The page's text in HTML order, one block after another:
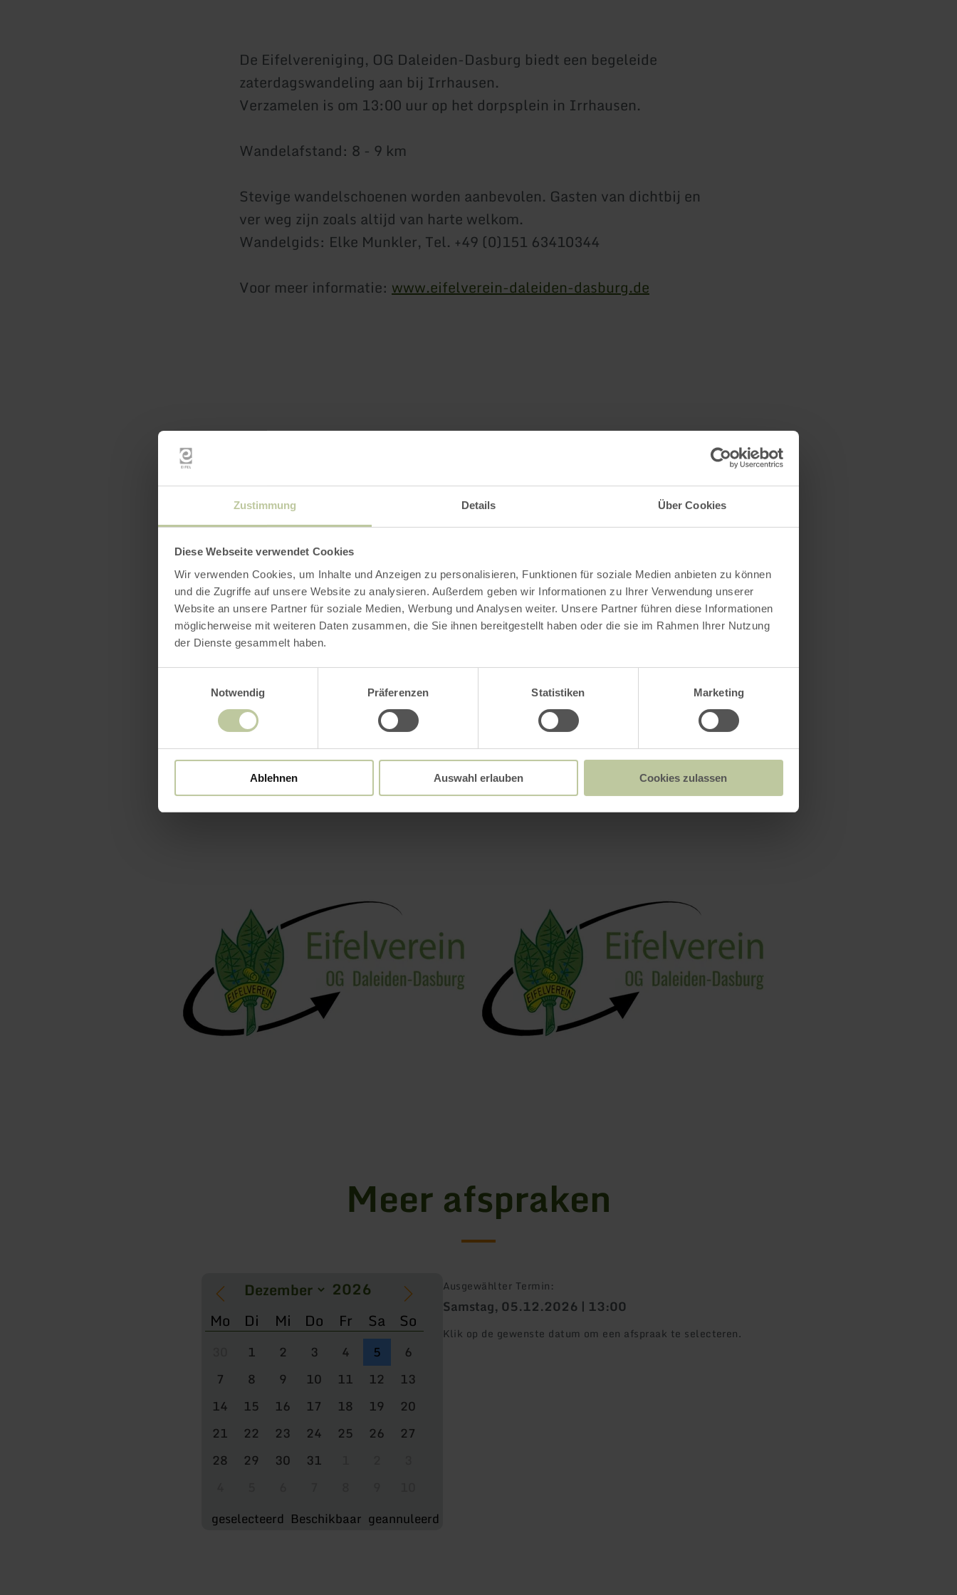
Zustimmung Details Über Cookies
Diese Webseite verwendet Cookies
Wir verwenden Cookies, um Inhalte und Anzeigen zu personalisieren, Funktionen für soziale Medien anbieten zu können
und die Zugriffe auf unsere Website zu analysieren. Außerdem geben wir Informationen zu Ihrer Verwendung unserer
Website an unsere Partner für soziale Medien, Werbung und Analysen weiter. Unsere Partner führen diese Informationen
möglicherweise mit weiteren Daten zusammen, die Sie ihnen bereitgestellt haben oder die sie im Rahmen Ihrer Nutzung
der Dienste gesammelt haben.
Notwendig
Präferenzen Statistiken Marketing
Ablehnen Auswahl erlauben Cookies zulassen
De Eifelvereniging, OG Daleiden-Dasburg biedt een begeleide
zaterdagswandeling aan bij Irrhausen.
Verzamelen is om 13:00 uur op het dorpsplein in Irrhausen.
Wandelafstand: 8 - 9 km
Stevige wandelschoenen worden aanbevolen. Gasten van dichtbij en
ver weg zijn zoals altijd van harte welkom.
Wandelgids: Elke Munkler, Tel. +49 (0)151 63410344
Voor meer informatie: www.eifelverein-daleiden-dasburg.de
Impressies
Meer afspraken
Mo Di Mi Do Fr Sa So
1 2 3 4 5
6
7
8 9 10 11 12
13
14
15 16 17 18 19
20
21
22 23 24 25 26
27
28
29 30 31
geselecteerd Beschikbaar geannuleerd
Ausgewählter Termin:
Samstag, 05.12.2026 | 13:00
Klik op de gewenste datum om een afspraak te selecteren.